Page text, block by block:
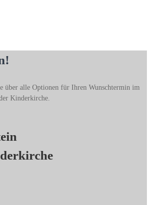
über alle Optionen für Ihren Wunschtermin im
Kinderkirche.